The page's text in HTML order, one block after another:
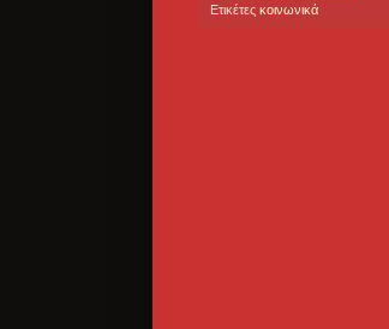
Ετικέτες κοινωνικά